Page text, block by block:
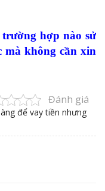
hợp nào sử
mà không cần xin
Đánh giá
để vay tiền nhưng